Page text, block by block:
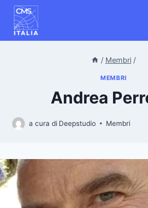
Salta
contenuto
/ Membri /
MEMBRI
Andrea
a cura di Deepstudio Membri